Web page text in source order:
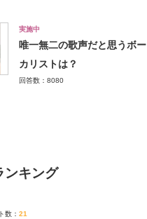
実施中
唯一無二の歌声だと思うボー
カリストは？
回答数：8080
ンキング
数： 21